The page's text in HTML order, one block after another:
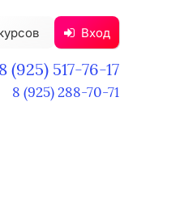
Вход
8 (925) 517-76-17
8 (925) 288-70-71